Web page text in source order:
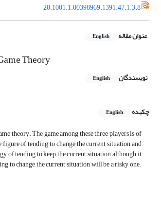
20.1001.1.00398969.1391.47.1.3.8
عنوان مقاله English
Theory
نویسندگان English
چکیده English
theory. The game among these three players is of
of tending to change the current situation and
of tending to keep the current situation, although it
to change the current situation will be a risky one.